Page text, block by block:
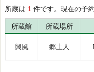
所蔵は 1 件です。現在の予
所蔵館 所蔵場所
興風 郷土人